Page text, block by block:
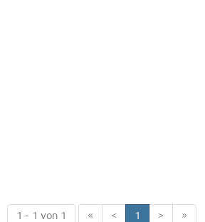
1 - 1 von 1 « < 1 > »